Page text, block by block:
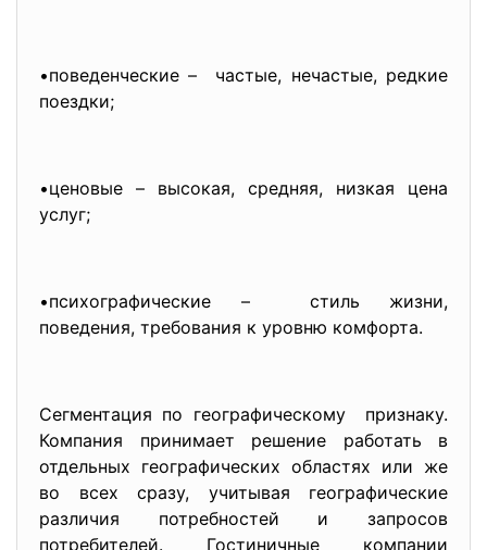
•поведенческие – частые, нечастые, редкие
поездки;
•ценовые – высокая, средняя, низкая цена
услуг;
•психографические – стиль жизни,
поведения, требования к уровню комфорта.
Сегментация по географическому признаку.
Компания принимает решение работать в
отдельных географических областях или же
во всех сразу, учитывая географические
различия потребностей и запросов
потребителей. Гостиничные компании